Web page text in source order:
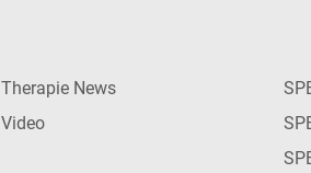
Therapie News
Video